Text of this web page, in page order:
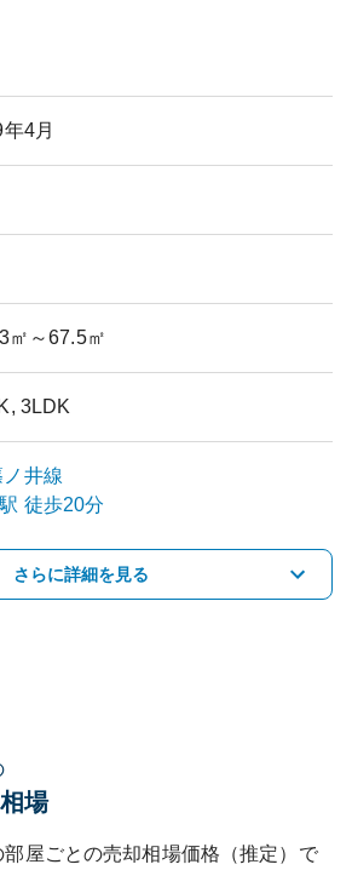
4月
㎡ ～67.5㎡
3LDK
井線
駅 徒歩20分
さらに詳細を見る
場
部屋ごとの売却相場価格（推定）で